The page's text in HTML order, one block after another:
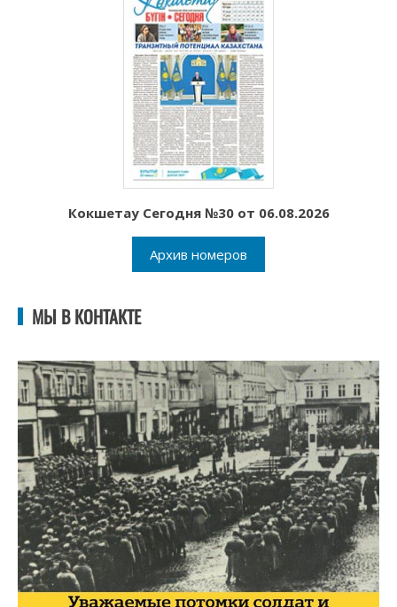
Кокшетау Сегодня №30 от 06.08.2026
Архив номеров
МЫ В КОНТАКТЕ